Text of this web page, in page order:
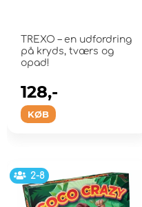
TREXO – en udfordring
på kryds, tværs og
opad!
KØB
128,-
2-8